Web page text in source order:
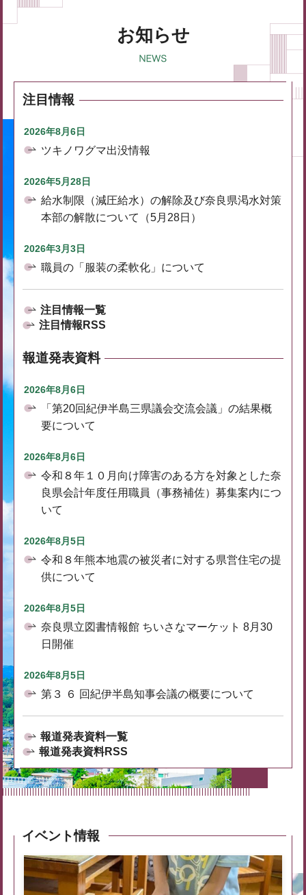
お知らせ
注目情報
2026年8月6日
ツキノワグマ出没情報
2026年5月28日
給水制限（減圧給水）の解除及び奈良県渇水対策
本部の解散について（5月28日）
2026年3月3日
職員の「服装の柔軟化」について
注目情報一覧
注目情報RSS
報道発表資料
2026年8月6日
「第20回紀伊半島三県議会交流会議」の結果概
要について
2026年8月6日
令和８年１０月向け障害のある方を対象とした奈
良県会計年度任用職員（事務補佐）募集案内につ
いて
2026年8月5日
令和８年熊本地震の被災者に対する県営住宅の提
供について
2026年8月5日
奈良県立図書情報館 ちいさなマーケット 8月30
日開催
2026年8月5日
第３ ６ 回紀伊半島知事会議の概要について
報道発表資料一覧
報道発表資料RSS
イベント情報